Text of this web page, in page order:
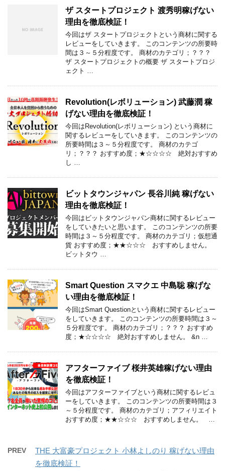
ザ スタートプロジェクト 渡秀明稼げない
理由を徹底検証！
今回はザ スタートプロジェクトという商材に関する
レビューをしていきます。 このコンテンツの所要時
間は３～５分程度です。 商材のカテゴリ；？？？
ザ スタートプロジェクトの概要 ザ スタートプロジ
ェクト …
Revolution(レボリューション) 武藤潤 稼
げない理由を徹底検証！
今回はRevolution(レボリューション) という商材に
関するレビューをしていきます。 このコンテンツの
所要時間は３～５分程度です。 商材のカテゴ
リ；？？？ おすすめ度；★☆☆☆☆ 絶対おすすめ
し …
ビットタウンジャパン 長谷川純 稼げない
理由を徹底検証！
今回はビットタウンジャパン商材に関するレビュー
をしていきたいと思います。 このコンテンツの所要
時間は３～５分程度です。 商材のカテゴリ；仮想通
貨 おすすめ度；★★☆☆☆ おすすめしません。
ビットタウ …
Smart Question スマクエ 中島聡 稼げな
い理由を徹底検証！
今回はSmart Questionという商材に関するレビュー
をしていきます。 このコンテンツの所要時間は３～
５分程度です。 商材のカテゴリ；？？？ おすすめ
度；★☆☆☆☆ 絶対おすすめしません。 &n …
アフターファイブ 桜井英雄稼げない理由
を徹底検証！
今回はアフターファイブという商材に関するレビュ
ーをしていきます。 このコンテンツの所要時間は３
～５分程度です。 商材のカテゴリ；アフィリエイト
おすすめ度；★★☆☆☆ おすすめしません。 …
PREV
THE 大富豪プロジェクト 小林よしのり 稼げない理由
を徹底検証！